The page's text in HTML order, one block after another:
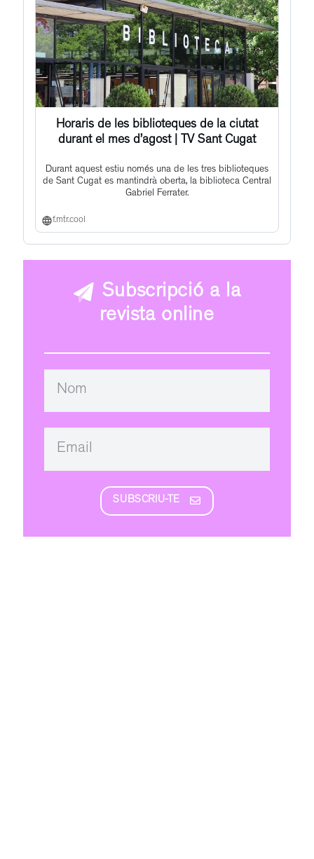
Horaris de les biblioteques de la ciutat
durant el mes d’agost | TV Sant Cugat
Durant aquest estiu només una de les tres biblioteques
de Sant Cugat es mantindrà oberta, la biblioteca Central
Gabriel Ferrater.
f.mtr.cool
Subscripció a la
revista online
SUBSCRIU-TE